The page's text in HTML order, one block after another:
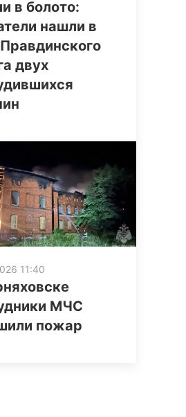
в болото:
нашли в
двух
11:40
МЧС
пожар